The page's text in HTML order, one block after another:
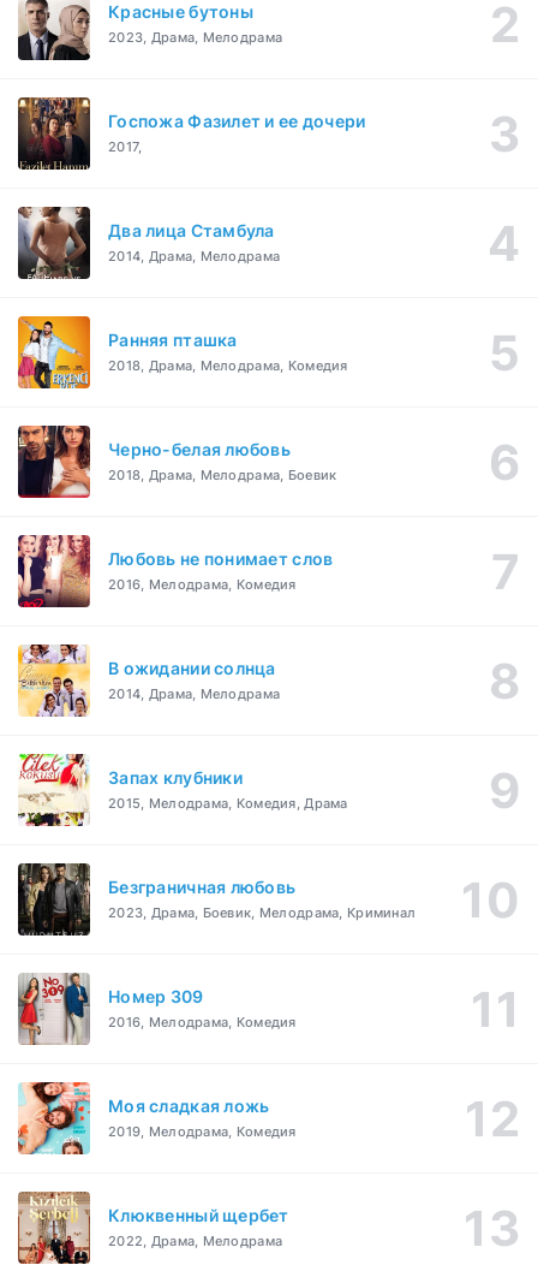
Красные бутоны
2023, Драма, Мелодрама
Госпожа Фазилет и ее дочери
2017,
Два лица Стамбула
2014, Драма, Мелодрама
Ранняя пташка
2018, Драма, Мелодрама, Комедия
Черно-белая любовь
2018, Драма, Мелодрама, Боевик
Любовь не понимает слов
2016, Мелодрама, Комедия
В ожидании солнца
2014, Драма, Мелодрама
Запах клубники
2015, Мелодрама, Комедия, Драма
Безграничная любовь
2023, Драма, Боевик, Мелодрама, Криминал
Номер 309
2016, Мелодрама, Комедия
Моя сладкая ложь
2019, Мелодрама, Комедия
Клюквенный щербет
2022, Драма, Мелодрама